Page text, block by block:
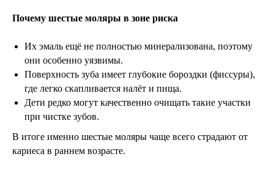
Почему шестые моляры в зоне риска
Их эмаль ещё не полностью минерализована, поэтому
они особенно уязвимы.
Поверхность зуба имеет глубокие бороздки (фиссуры),
где легко скапливается налёт и пища.
Дети редко могут качественно очищать такие участки
при чистке зубов.
В итоге именно шестые моляры чаще всего страдают от
кариеса в раннем возрасте.